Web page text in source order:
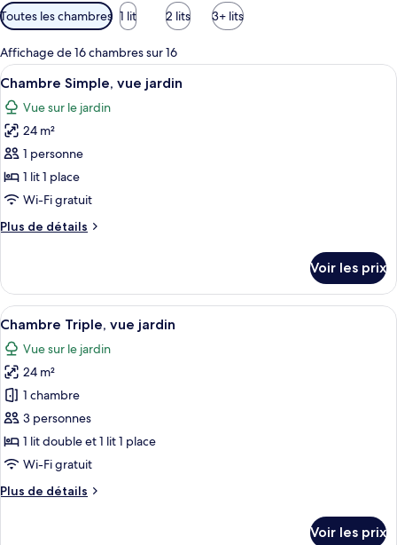
Filtres
disponibles
pour
les
chambres
Toutes les chambres 1 lit 2 lits 3+ lits
Affichage de 16 chambres sur 16
Afficher
toutes
les
photos
pour
ce
type
chambre :
vue
jardin
Une chambre d’hôtel avec un
5
Chambre Simple, vue jardin
Vue sur le jardin
24 m²
1 personne
1 lit 1 place
Wi-Fi gratuit
Plus de détails
Plus
le
type
de
chambre
Chambre
Simple,
vue
jardin
Voir les prix
Afficher
toutes
les
photos
pour
ce
type
de
chambre :
Chambre
Une chambre d’hôtel avec un
5
Chambre Triple, vue jardin
Vue sur le jardin
24 m²
1 chambre
3 personnes
1 lit double et 1 lit 1 place
Wi-Fi gratuit
Plus de détails
Plus
Voir les prix